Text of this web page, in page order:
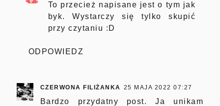
To przecież napisane jest o tym jak
byk. Wystarczy się tylko skupić
przy czytaniu :D
ODPOWIEDZ
CZERWONA FILIŻANKA 25 MAJA 2022 07:27
Bardzo przydatny post. Ja unikam